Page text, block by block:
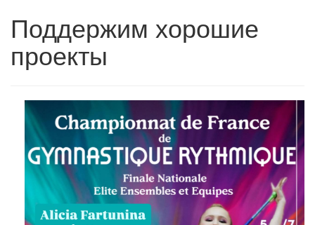
Поддержим хорошие
проекты